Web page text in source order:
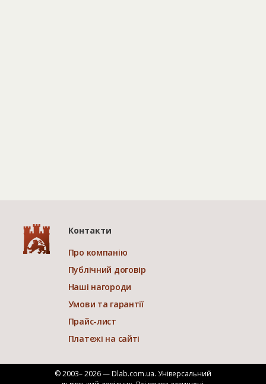
Контакти
Про компанію
Публічний договір
Наші нагороди
Умови та гарантії
Прайс-лист
Платежі на сайті
© 2003– 2026 — Dlab.com.ua. Універсальний